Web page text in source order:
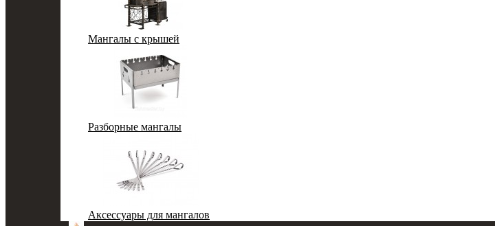
Мангалы с крышей
Разборные мангалы
Аксессуары для мангалов